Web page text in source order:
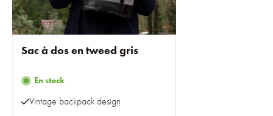
Sac à dos en tweed gris
En stock
Vintage backpack design